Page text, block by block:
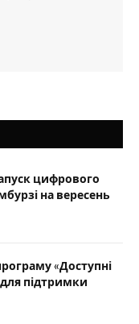
цифрового
на вересень
«Доступні
підтримки